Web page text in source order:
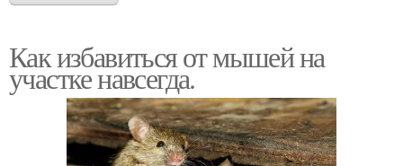
Как избавиться от мышей на
участке навсегда.